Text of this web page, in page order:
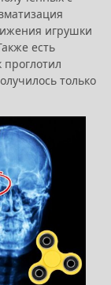
игрушки
есть
только